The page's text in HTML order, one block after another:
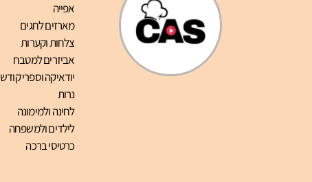
אפייה
מארזים לחגים
צלחות וקערות
אביזרים למטבח
יודאיקה וספרי קודש
נרות
לחינה ולמימונה
לילדים ולמשפחה
כרטיסי ברכה